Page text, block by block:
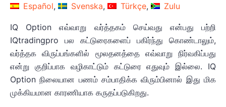
Español
Svenska Türkçe Zulu
IQ Option எவ்வாறு வர்த்தகம் செய்வது என்பது பற்றி
IQtradingpro பல கட்டுரைகளைப் பகிர்ந்து கொண்டாலும்,
வர்த்தக விருப்பங்களில் மூலதனத்தை எவ்வாறு நிர்வகிப்பது
என்று குறிப்பாக வழிகாட்டும் கட்டுரை எதுவும் இல்லை. IQ
Option நிலையான பணம் சம்பாதிக்க விரும்பினால் இது மிக
முக்கியமான காரணியாக கருதப்படுகிறது.